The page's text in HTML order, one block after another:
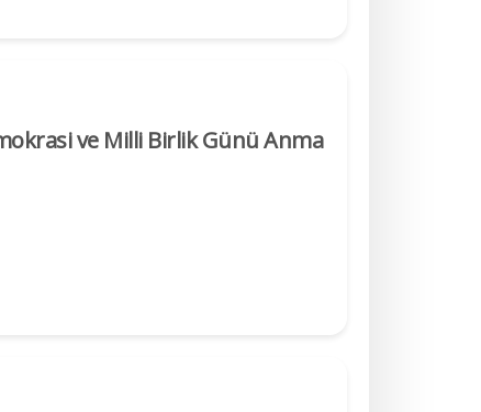
ve Milli Birlik Günü Anma